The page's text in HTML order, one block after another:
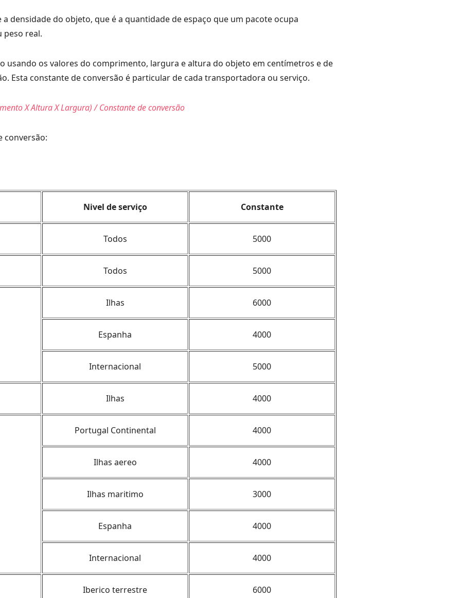
densidade do objeto, que é a quantidade de espaço que um pacote ocupa
peso real.
usando os valores do comprimento, largura e altura do objeto em centímetros e de
Esta constante de conversão é particular de cada transportadora ou serviço.
X Altura X Largura) / Constante de conversão
conversão:
Nivel de serviço Constante
Todos 5000
Todos 5000
Ilhas 6000
Espanha 4000
Internacional 5000
Ilhas 4000
Portugal Continental 4000
Ilhas aereo 4000
Ilhas maritimo 3000
Espanha 4000
Internacional 4000
Iberico terrestre 6000